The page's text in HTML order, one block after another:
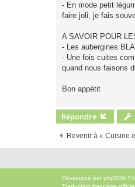
- En mode petit
faire joli, je fais
A SAVOIR POUR
- Les aubergines
- Une fois cuites
quand nous faisons
Bon appétit
Répondre
Revenir à « Cuisine
Développé par phpBB®